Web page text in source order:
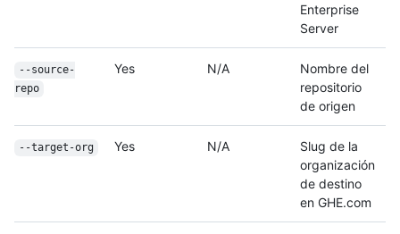
Enterprise
Server
--source-
repo
Yes N/A
Nombre del
repositorio
de origen
--target-org Yes N/A
Slug de la
organización
de destino
en GHE.com